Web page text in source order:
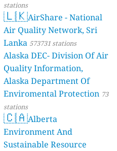
stations
🇱🇰AirShare - National
Air Quality Network, Sri
Lanka 573731 stations
Alaska DEC- Division Of Air
Quality Information,
Alaska Department Of
Enviromental Protection 73
stations
🇨🇦Alberta
Environment And
Sustainable Resource